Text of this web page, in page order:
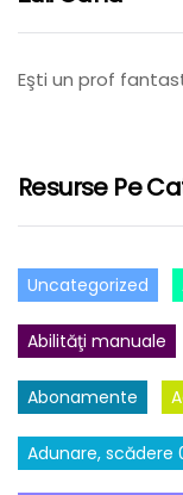
Eşti un prof
Resurse Pe
Uncategorized
Abilităţi manuale
Abonamente
Adunare, scădere